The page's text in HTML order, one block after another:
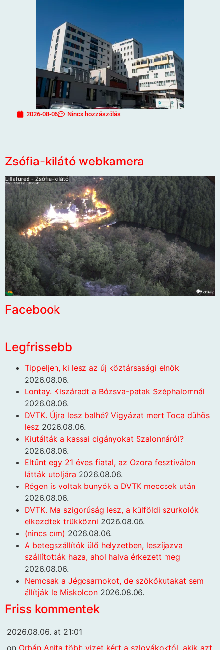
2026-08-06 Nincs hozzászólás
Zsófia-kilátó webkamera
Facebook
Legfrissebb
Tippeljen, ki lesz az új köztársasági elnök
2026.08.06.
Lontay. Kiszáradt a Bózsva-patak Széphalomnál
2026.08.06.
DVTK. Újra lesz balhé? Vigyázat mert Toca dühös
lesz 2026.08.06.
Kiutálták a kassai cigányokat Szalonnáról?
2026.08.06.
Eltűnt egy 21 éves fiatal, az Ozora fesztiválon
látták utoljára 2026.08.06.
Régen is voltak bunyók a DVTK meccsek után
2026.08.06.
DVTK. Ma szigorúság lesz, a külföldi szurkolók
elkezdtek trükközni 2026.08.06.
(nincs cím) 2026.08.06.
A betegszállítók ülő helyzetben, leszíjazva
szállították haza, ahol halva érkezett meg
2026.08.06.
Nemcsak a Jégcsarnokot, de szökőkutakat sem
állítják le Miskolcon 2026.08.06.
Friss kommentek
2026.08.06. at 21:01
on Orbán Anita több vizet kért a szlovákoktól, akik azt